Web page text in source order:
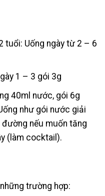
tuổi: Uống ngày từ 2 – 6
1 – 3 gói 3g
40ml nước, gói 6g
như gói nước giải
nếu muốn tăng
(làm cocktail).
trường hợp: